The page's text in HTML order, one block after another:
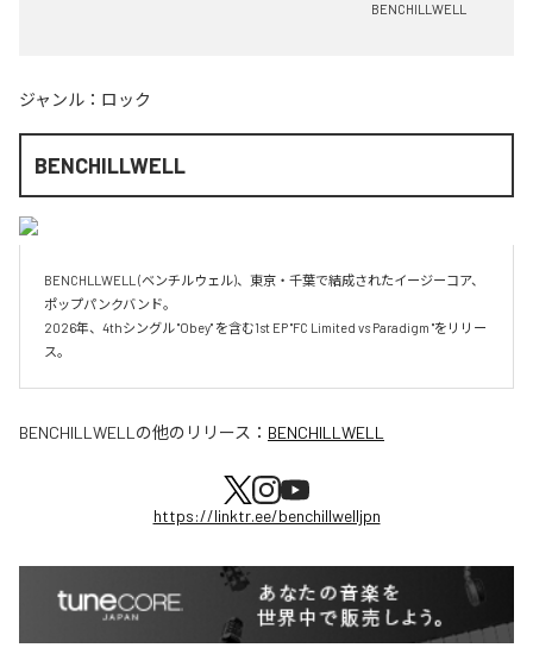
BENCHILLWELL
ジャンル： ロック
BENCHILLWELL
BENCHLLWELL (ベンチルウェル)、東京・千葉で結成されたイージーコア、
ポップパンクバンド。
2026年、4thシングル "Obey" を含む1st EP "FC Limited vs Paradigm "をリリー
ス。
BENCHILLWELL の他のリリース： BENCHILLWELL
https://linktr.ee/benchillwelljpn